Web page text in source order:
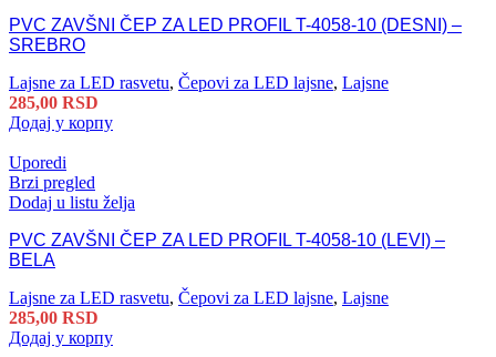
PVC ZAVŠNI ČEP ZA LED PROFIL T-4058-10 (DESNI) –
SREBRO
Lajsne za LED rasvetu, Čepovi za LED lajsne, Lajsne
285,00 RSD
Додај у корпу
Uporedi
Brzi pregled
Dodaj u listu želja
PVC ZAVŠNI ČEP ZA LED PROFIL T-4058-10 (LEVI) –
BELA
Lajsne za LED rasvetu, Čepovi za LED lajsne, Lajsne
285,00 RSD
Додај у корпу